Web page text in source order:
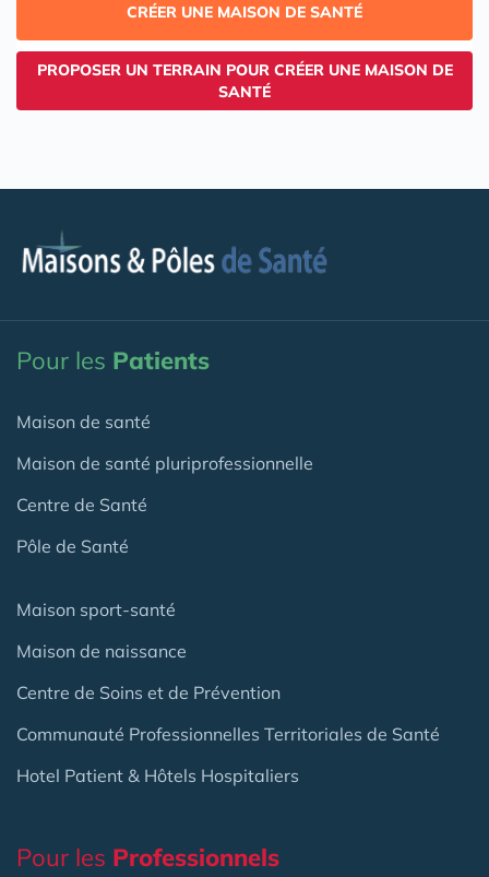
CRÉER UNE MAISON DE SANTÉ
PROPOSER UN TERRAIN POUR CRÉER UNE MAISON DE
SANTÉ
Pour les Patients
Maison de santé
Maison de santé pluriprofessionnelle
Centre de Santé
Pôle de Santé
Maison sport-santé
Maison de naissance
Centre de Soins et de Prévention
Communauté Professionnelles Territoriales de Santé
Hotel Patient & Hôtels Hospitaliers
Pour les Professionnels